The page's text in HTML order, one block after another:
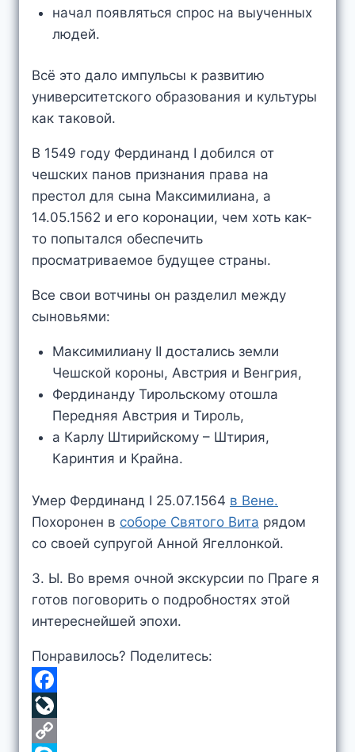
начал появляться спрос на выученных
людей.
Всё это дало импульсы к развитию
университетского образования и культуры
как таковой.
В 1549 году Фердинанд I добился от
чешских панов признания права на
престол для сына Максимилиана, а
14.05.1562 и его коронации, чем хоть как-
то попытался обеспечить
просматриваемое будущее страны.
Все свои вотчины он разделил между
сыновьями:
Максимилиану II достались земли
Чешской короны, Австрия и Венгрия,
Фердинанду Тирольскому отошла
Передняя Австрия и Тироль,
а Карлу Штирийскому – Штирия,
Каринтия и Крайна.
Умер Фердинанд I 25.07.1564 в Вене.
Похоронен в соборе Святого Вита рядом
со своей супругой Анной Ягеллонкой.
З. Ы. Во время очной экскурсии по Праге я
готов поговорить о подробностях этой
интереснейшей эпохи.
Понравилось? Поделитесь:
F
a
L